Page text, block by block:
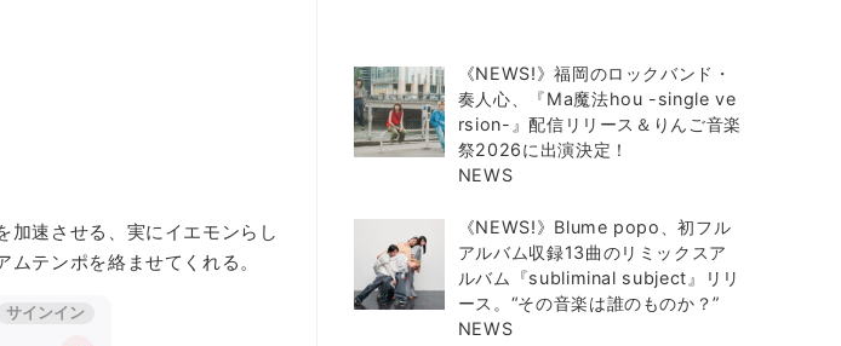
加速させる、実にイエモンらし
テンポを絡ませてくれる。
《NEWS!》福岡のロックバンド・
奏人心、『Ma魔法hou -single ve
rsion-』配信リリース＆りんご音楽
祭2026に出演決定！
NEWS
《NEWS!》Blume popo、初フル
アルバム収録13曲のリミックスア
ルバム『subliminal subject』リリ
ース。“その音楽は誰のものか？”
NEWS